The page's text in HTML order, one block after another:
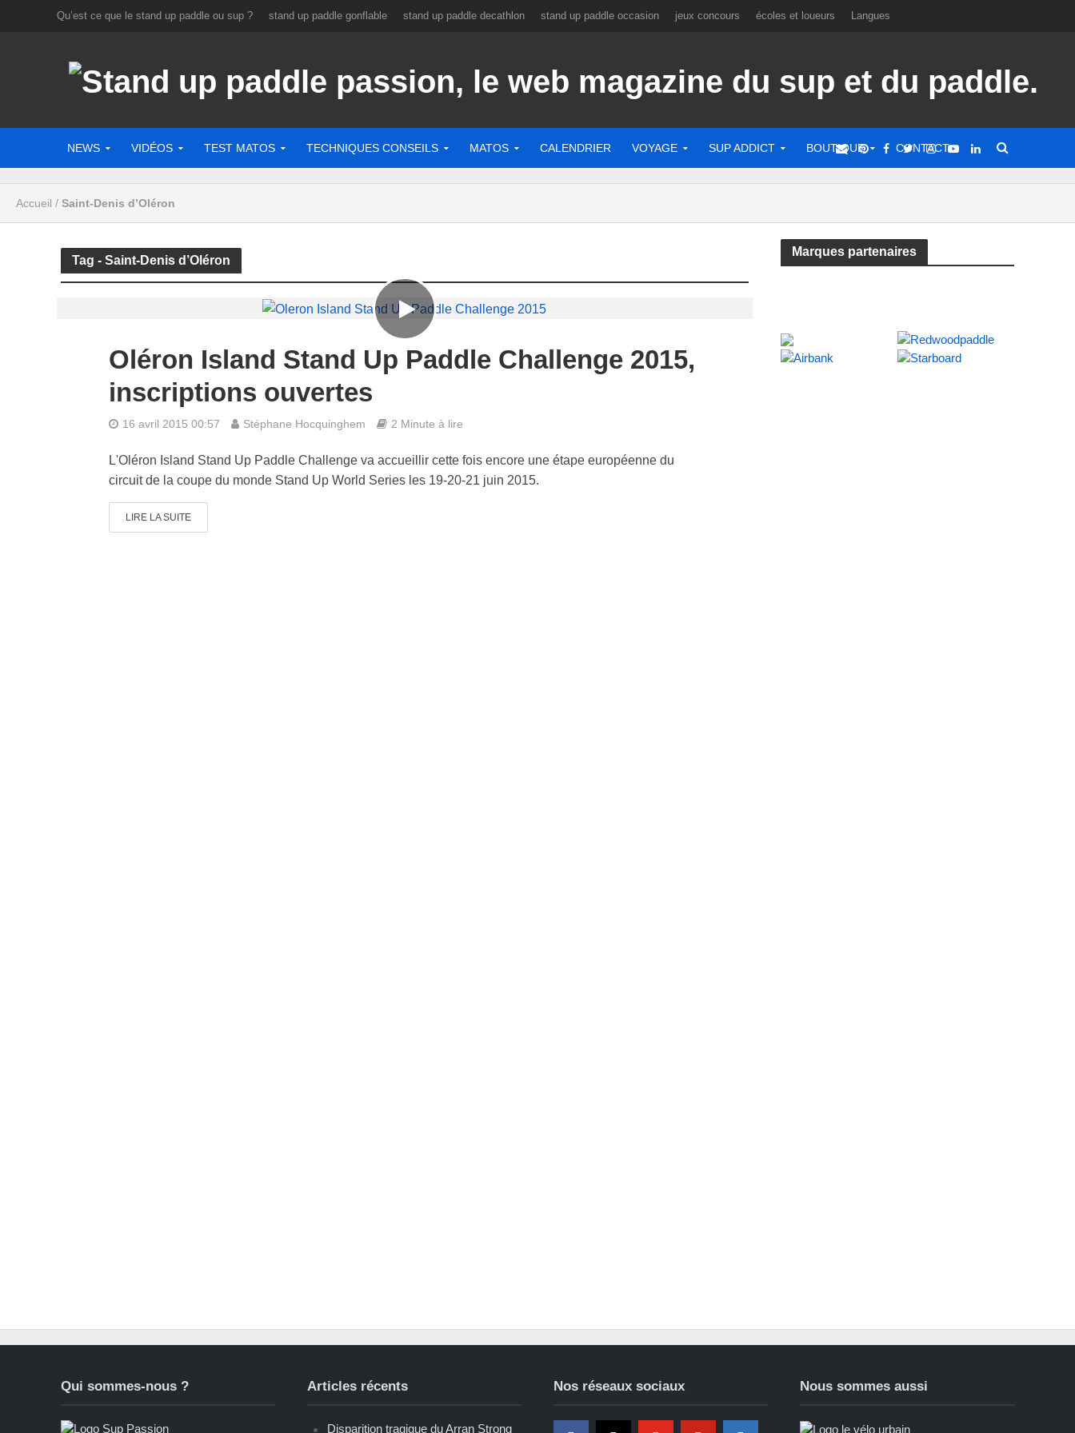
Qu’est ce que le stand up paddle ou sup ? stand up paddle gonflable stand up paddle decathlon stand up paddle occasion jeux concours écoles et loueurs Langues
NEWS VIDÉOS TEST MATOS TECHNIQUES CONSEILS MATOS CALENDRIER VOYAGE SUP ADDICT BOUTIQUE CONTACT
Accueil / Saint-Denis d’Oléron
Tag - Saint-Denis d’Oléron
Oléron Island Stand Up Paddle Challenge 2015,
inscriptions ouvertes
16 avril 2015 00:57 Stéphane Hocquinghem 2 Minute à lire
L'Oléron Island Stand Up Paddle Challenge va accueillir cette fois encore une étape européenne du
circuit de la coupe du monde Stand Up World Series les 19-20-21 juin 2015.
LIRE LA SUITE
Marques partenaires
Qui sommes-nous ? Articles récents
Disparition tragique du Arran Strong
Nos réseaux sociaux Nous sommes aussi